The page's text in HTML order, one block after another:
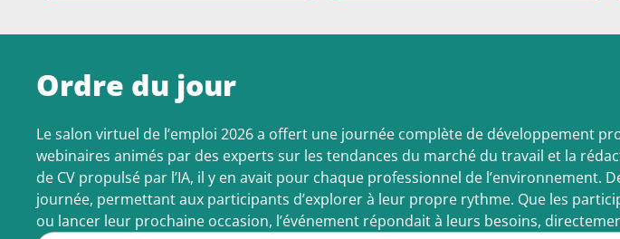
Ordre du jour
Le salon virtuel de l’emploi 2026 a offert une journée complète de développement
webinaires animés par des experts sur les tendances du marché du travail et la
de CV propulsé par l’IA, il y en avait pour chaque professionnel de
journée, permettant aux participants d’explorer à leur propre rythme. Que les
ou lancer leur prochaine occasion, l’événement répondait à leurs besoins,